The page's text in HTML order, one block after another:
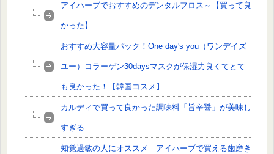
アイハーブでおすすめのデンタルフロス～【買って良
かった】
おすすめ大容量パック！One day's you（ワンデイズ
ユー）コラーゲン30daysマスクが保湿力良くてとて
も良かった！【韓国コスメ】
カルディで買って良かった調味料「旨辛醤」が美味し
すぎる
知覚過敏の人にオススメ アイハーブで買える歯磨き